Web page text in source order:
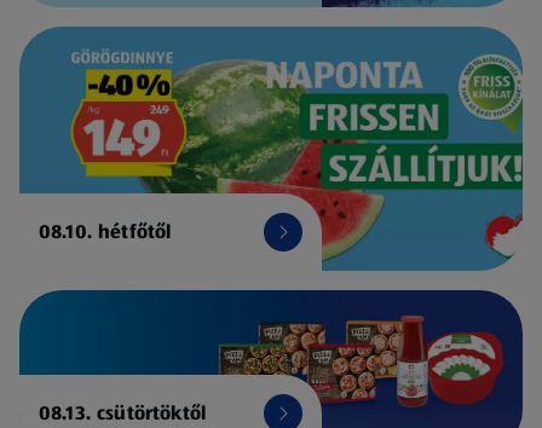
08.10. hétfőtől
08.13. csütörtöktől